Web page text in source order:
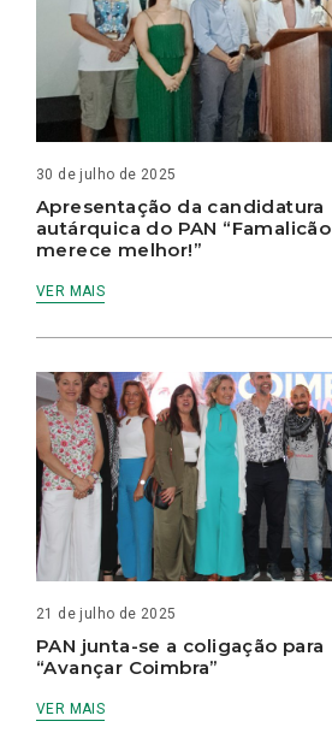
30 de julho de 2025
Apresentação da candidatura
autárquica do PAN “Famalicão
merece melhor!”
VER MAIS
21 de julho de 2025
PAN junta-se a coligação para
“Avançar Coimbra”
VER MAIS